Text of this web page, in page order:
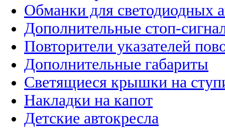
Обманки для светодиодных
Дополнительные стоп-
Повторители указателей
Дополнительные габариты
Светящиеся крышки на
Накладки на капот
Детские автокресла